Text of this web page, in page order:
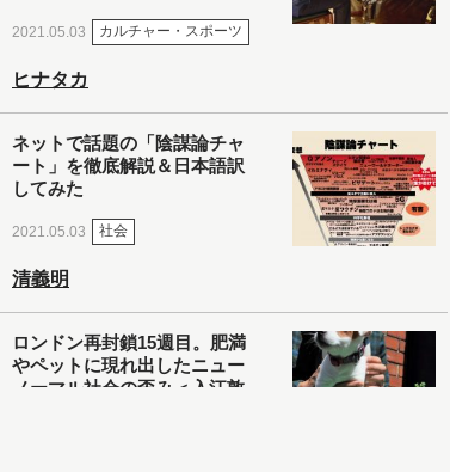
2021.05.03 カルチャー・スポーツ
ヒナタカ
ネットで話題の「陰謀論チャ
ート」を徹底解説＆日本語訳
してみた
2021.05.03 社会
清義明
ロンドン再封鎖15週目。肥満
やペットに現れ出したニュー
ノーマル社会の歪み＜入江敦